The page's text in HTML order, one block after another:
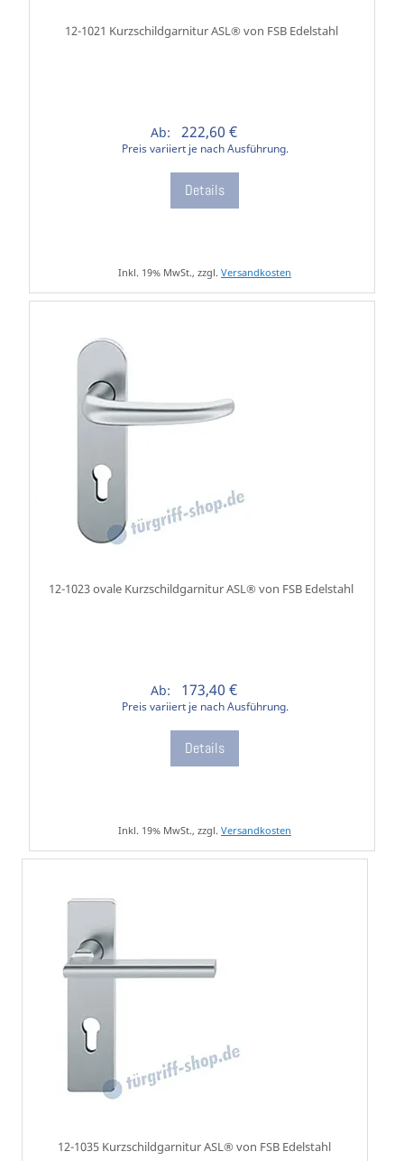
12-1021 Kurzschildgarnitur ASL® von FSB Edelstahl
Ab: 222,60 €
Preis variiert je nach Ausführung.
Details
Inkl. 19% MwSt., zzgl. Versandkosten
12-1023 ovale Kurzschildgarnitur ASL® von FSB Edelstahl
Ab: 173,40 €
Preis variiert je nach Ausführung.
Details
Inkl. 19% MwSt., zzgl. Versandkosten
12-1035 Kurzschildgarnitur ASL® von FSB Edelstahl